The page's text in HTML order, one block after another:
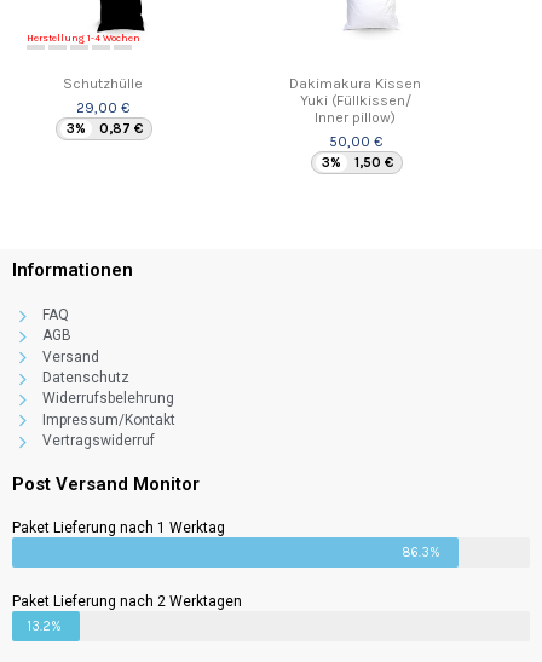
Herstellung 1-4 Wochen
Schutzhülle
29,00 €
3% 0,87 €
Dakimakura Kissen
Yuki (Füllkissen/
Inner pillow)
50,00 €
3% 1,50 €
Surprise Box
3% 2,07 €
Informationen
FAQ
AGB
Versand
Datenschutz
Widerrufsbelehrung
Impressum/Kontakt
Vertragswiderruf
Post Versand Monitor
Paket Lieferung nach 1 Werktag
86.3%
Paket Lieferung nach 2 Werktagen
13.2%